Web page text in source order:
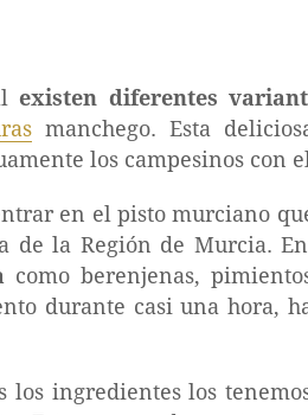
existen diferentes
manchego. Esta
los campesinos con
en el pisto murciano
de la Región de Murcia.
como berenjenas,
durante casi una hora,
ingredientes los